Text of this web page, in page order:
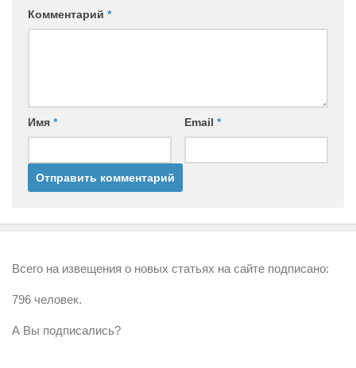
Комментарий *
Имя * Email *
Всего на извещения о новых статьях на сайте подписано:
796 человек.
А Вы подписались?